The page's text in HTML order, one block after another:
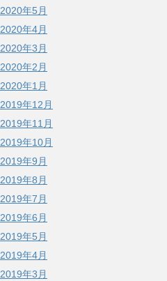
2020年5月
2020年4月
2020年3月
2020年2月
2020年1月
2019年12月
2019年11月
2019年10月
2019年9月
2019年8月
2019年7月
2019年6月
2019年5月
2019年4月
2019年3月